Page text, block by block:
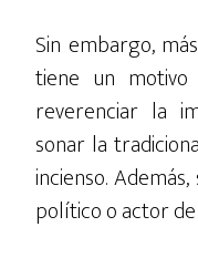
Sin embargo,
tiene un
reverenciar la
sonar la
incienso.
político o actor